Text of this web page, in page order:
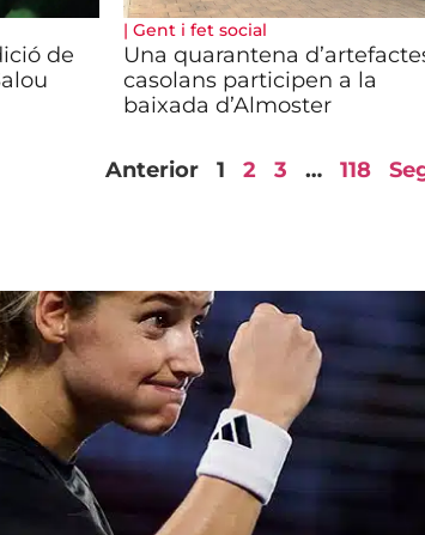
de
| Gent i fet social
Una quarantena
casolans participen a la
baixada d’Almoster
Anterior 1 2 3 … 118